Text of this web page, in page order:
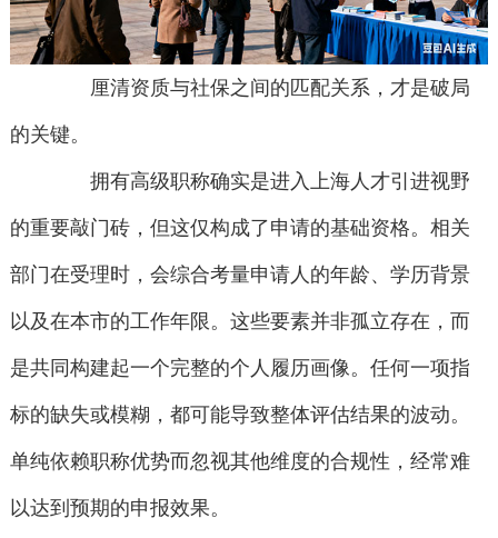
厘清资质与社保之间的匹配关系，才是破局
的关键。
拥有高级职称确实是进入上海人才引进视野
的重要敲门砖，但这仅构成了申请的基础资格。相关
部门在受理时，会综合考量申请人的年龄、学历背景
以及在本市的工作年限。这些要素并非孤立存在，而
是共同构建起一个完整的个人履历画像。任何一项指
标的缺失或模糊，都可能导致整体评估结果的波动。
单纯依赖职称优势而忽视其他维度的合规性，经常难
以达到预期的申报效果。